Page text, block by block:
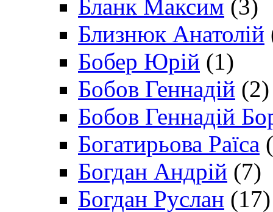
Бланк Максим (3)
Близнюк Анатолій
Бобер Юрій (1)
Бобов Геннадій (2)
Бобов Геннадій
Богатирьова Раїса
Богдан Андрій (7)
Богдан Руслан (17)